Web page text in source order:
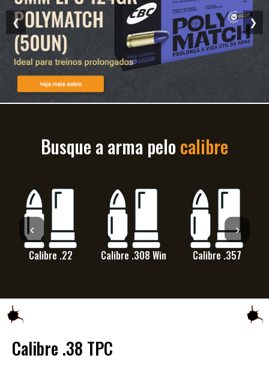
❮ ❯
Busque a arma pelo calibre
‹
Calibre .22 Calibre .308 Win Calibre .357
›
Calibre .38 TPC